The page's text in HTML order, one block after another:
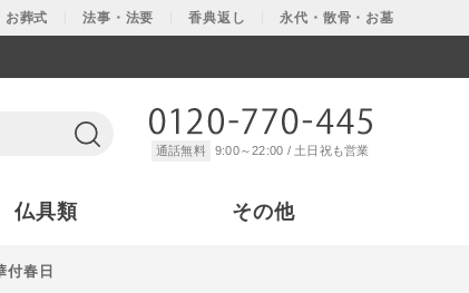
お葬式 法事・法要 香典返し 永代・散骨・お墓
通話無料 9:00～22:00 / 土日祝も営業
仏具類 その他
春日